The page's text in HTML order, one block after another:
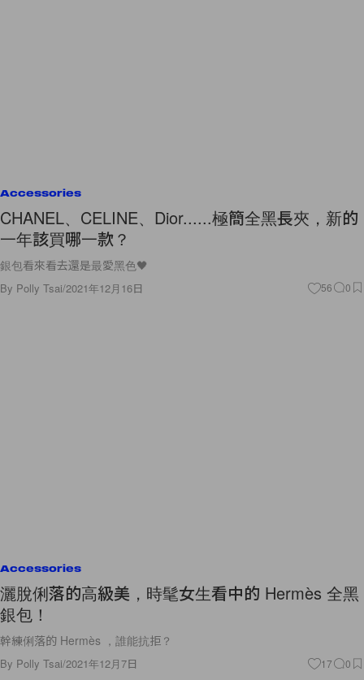
Accessories
CHANEL、CELINE、Dior......極簡全黑長夾，新的
一年該買哪一款？
銀包看來看去還是最愛黑色🖤
By Polly Tsai/2021年12月16日 56 0
Accessories
灑脫俐落的高級美，時髦女生看中的 Hermès 全黑
銀包！
幹練俐落的 Hermès ，誰能抗拒？
By Polly Tsai/2021年12月7日 17 0